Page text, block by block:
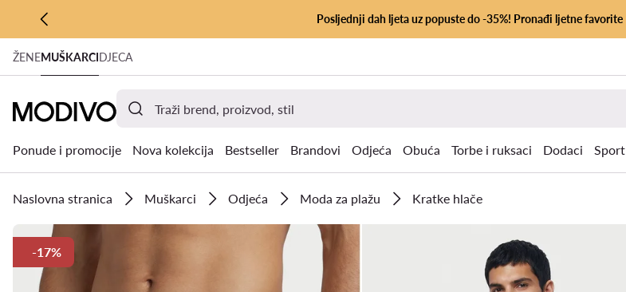
PRIJEĐI NA GLAVNI SADRŽAJ
PRIJEĐI NA PRETRAŽIVANJE
Posljednji dah ljeta uz popuste do -35%! Pronađi ljetne favorite
ŽENEMUŠKARCIDJECA
Ponude i promocije Nova kolekcija Bestseller Brandovi Odjeća Obuća Torbe i ruksaci Dodaci Sport
Naslovna stranica Muškarci Odjeća Moda za plažu Kratke hlače
-17%